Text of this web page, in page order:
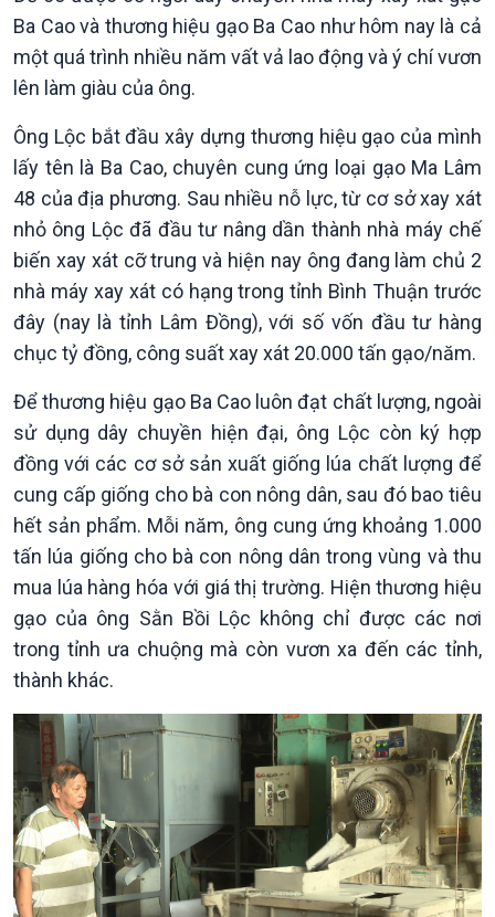
Chuyên mục
Theo dòng Thời sự
Chính trị
Chính phủ với người dân
Quốc hội với cử tri
Xây dựng đảng
Đảng trong cuộc sống
Nhận diện sự thật
Pháp luật và đời sống
Thế giới
Vấn đề quốc tế
Hồ sơ sự kiện quốc tế
Thế giới & Việt Nam
Biên cương - Một dải vững
bền
Kinh tế
Tin Kinh tế
Trước giờ mở cửa
Dòng chảy Kinh tế
Nông nghiệp & Biển đảo
Tin Nông nghiệp & Biển
đảo
Mùa vàng
Ba Cao và thương hiệu gạo Ba Cao như hôm nay là cả
một quá trình nhiều năm vất vả lao động và ý chí vươn
lên làm giàu của ông.
Ông Lộc bắt đầu xây dựng thương hiệu gạo của mình
lấy tên là Ba Cao, chuyên cung ứng loại gạo Ma Lâm
48 của địa phương. Sau nhiều nỗ lực, từ cơ sở xay xát
nhỏ ông Lộc đã đầu tư nâng dần thành nhà máy chế
biến xay xát cỡ trung và hiện nay ông đang làm chủ 2
nhà máy xay xát có hạng trong tỉnh Bình Thuận trước
đây (nay là tỉnh Lâm Đồng), với số vốn đầu tư hàng
chục tỷ đồng, công suất xay xát 20.000 tấn gạo/năm.
Để thương hiệu gạo Ba Cao luôn đạt chất lượng, ngoài
sử dụng dây chuyền hiện đại, ông Lộc còn ký hợp
đồng với các cơ sở sản xuất giống lúa chất lượng để
cung cấp giống cho bà con nông dân, sau đó bao tiêu
hết sản phẩm. Mỗi năm, ông cung ứng khoảng 1.000
tấn lúa giống cho bà con nông dân trong vùng và thu
mua lúa hàng hóa với giá thị trường. Hiện thương hiệu
gạo của ông Sằn Bồi Lộc không chỉ được các nơi
trong tỉnh ưa chuộng mà còn vươn xa đến các tỉnh,
thành khác.